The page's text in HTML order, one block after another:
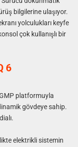
bilgilerine ulaşıyor.
yolculukları keyfe
çok kullanışlı bir
platformuyla
gövdeye sahip.
elektrikli sistemin